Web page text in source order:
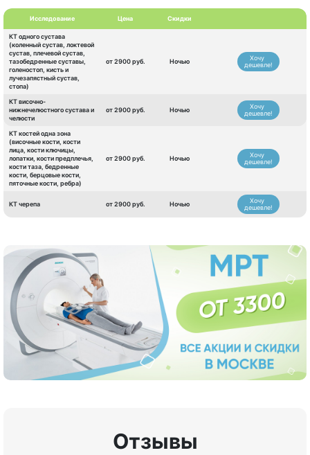
Исследование Цена Скидки
КТ одного сустава
(коленный сустав, локтевой
сустав, плечевой сустав,
тазобедренные суставы,
голеностоп, кисть и
лучезапястный сустав,
стопа)
от 2900 руб. Ночью
Хочу
дешевле!
КТ височно-
нижнечелюстного сустава и
челюсти
от 2900 руб. Ночью
Хочу
дешевле!
КТ костей одна зона
(височные кости, кости
лица, кости ключицы,
лопатки, кости предплечья,
кости таза, бедренные
кости, берцовые кости,
пяточные кости, ребра)
от 2900 руб. Ночью
Хочу
дешевле!
КТ черепа от 2900 руб. Ночью
Хочу
дешевле!
Отзывы